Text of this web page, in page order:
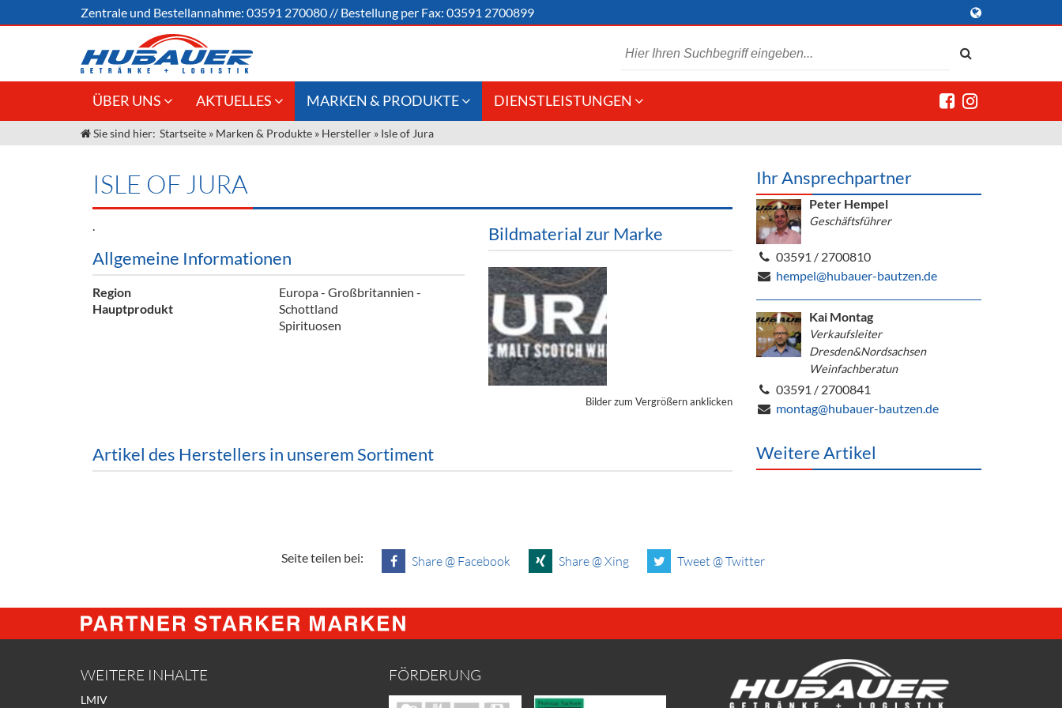
Zentrale und Bestellannahme: 03591 270080 // Bestellung per Fax: 03591 2700899
ÜBER UNS
Jobs
Unser Team
AKTUELLES
Angebote Gastronomie &
Gastronomie
Innovation - Die Neue Art des
Bierzapfens "DroughtMaster"
Termine
MARKEN & PRODUKTE
Weine & Schaumwein
Spirituosen
Öle & Küchenartikel
Kühlanhänger Hygieneartikel & Desinfektion
DIENSTLEISTUNGEN
Sie sind hier: Startseite » Marken & Produkte » Hersteller » Isle of Jura
ISLE OF JURA
.
Allgemeine Informationen
Region
Europa - Großbritannien -
Schottland
Hauptprodukt
Spirituosen
Bildmaterial zur Marke
Bilder zum Vergrößern anklicken
Artikel des Herstellers in unserem Sortiment
Ihr Ansprechpartner
Peter Hempel
Geschäftsführer
03591 / 2700810
hempel@hubauer-bautzen.de
Kai Montag
Verkaufsleiter
Dresden&Nordsachsen
Weinfachberatun
03591 / 2700841
montag@hubauer-bautzen.de
Weitere Artikel
Seite teilen bei: Share @ Facebook Share @ Xing Tweet @ Twitter
WEITERE INHALTE
LMIV
FÖRDERUNG